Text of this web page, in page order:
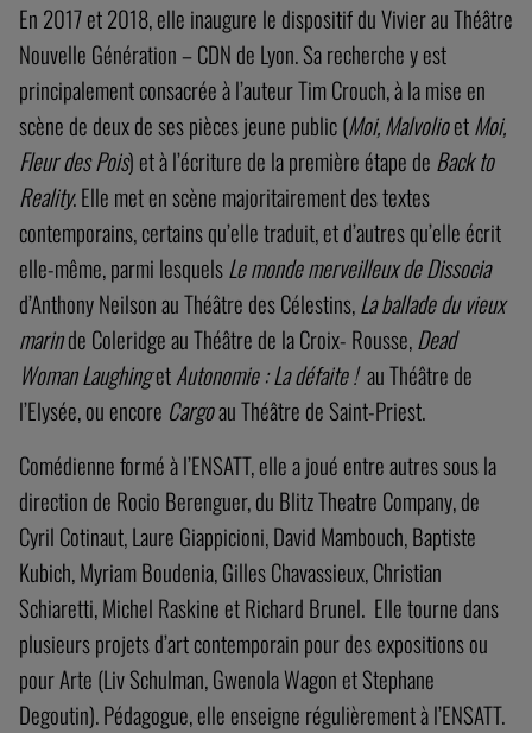
En 2017 et 2018, elle inaugure le dispositif du Vivier au Théâtre
Nouvelle Génération – CDN de Lyon. Sa recherche y est
principalement consacrée à l’auteur Tim Crouch, à la mise en
scène de deux de ses pièces jeune public (Moi, MalvolioetMoi,
Fleur des Pois) et à l’écriture de la première étape de Back to
Reality. Elle met en scène majoritairement des textes
contemporains, certains qu’elle traduit, et d’autres qu’elle écrit
elle-même, parmi lesquelsLe monde merveilleux de Dissocia
d’Anthony Neilson au Théâtre des Célestins,La ballade du vieux
marinde Coleridge au Théâtre de la Croix- Rousse,Dead
Woman LaughingetAutonomie : La défaite !au Théâtre de
l’Elysée, ou encore Cargoau Théâtre de Saint-Priest.
Comédienne formé à l’ENSATT, elle a joué entre autres sous la
direction de Rocio Berenguer, du Blitz Theatre Company, de
Cyril Cotinaut, Laure Giappicioni, David Mambouch, Baptiste
Kubich, Myriam Boudenia, Gilles Chavassieux, Christian
Schiaretti, Michel Raskine et Richard Brunel. Elle tourne dans
plusieurs projets d’art contemporain pour des expositions ou
pour Arte (Liv Schulman, Gwenola Wagon et Stephane
Degoutin). Pédagogue, elle enseigne régulièrement à l’ENSATT.